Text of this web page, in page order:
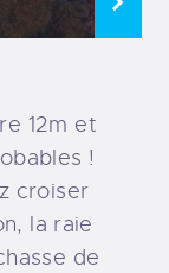
12m et
!
croiser
la raie
de